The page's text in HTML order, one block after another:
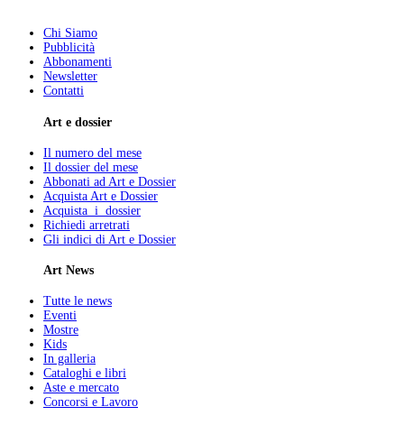
Chi Siamo
Pubblicità
Abbonamenti
Newsletter
Contatti
Art e dossier
Il numero del mese
Il dossier del mese
Abbonati ad Art e Dossier
Acquista Art e Dossier
Acquista i dossier
Richiedi arretrati
Gli indici di Art e Dossier
Art News
Tutte le news
Eventi
Mostre
Kids
In galleria
Cataloghi e libri
Aste e mercato
Concorsi e Lavoro